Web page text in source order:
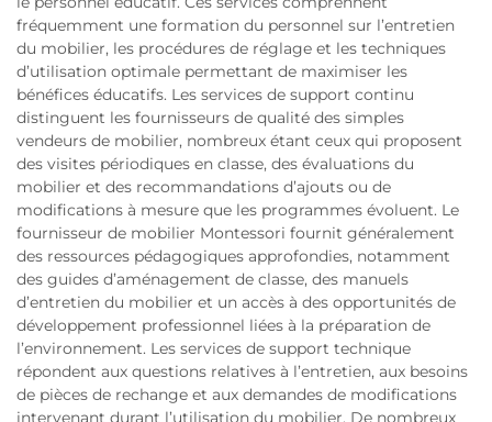
fréquemment une formation du personnel sur l’entretien
du mobilier, les procédures de réglage et les techniques
d’utilisation optimale permettant de maximiser les
bénéfices éducatifs. Les services de support continu
distinguent les fournisseurs de qualité des simples
vendeurs de mobilier, nombreux étant ceux qui proposent
des visites périodiques en classe, des évaluations du
mobilier et des recommandations d’ajouts ou de
modifications à mesure que les programmes évoluent. Le
fournisseur de mobilier Montessori fournit généralement
des ressources pédagogiques approfondies, notamment
des guides d’aménagement de classe, des manuels
d’entretien du mobilier et un accès à des opportunités de
développement professionnel liées à la préparation de
l’environnement. Les services de support technique
répondent aux questions relatives à l’entretien, aux besoins
de pièces de rechange et aux demandes de modifications
intervenant durant l’utilisation du mobilier. De nombreux